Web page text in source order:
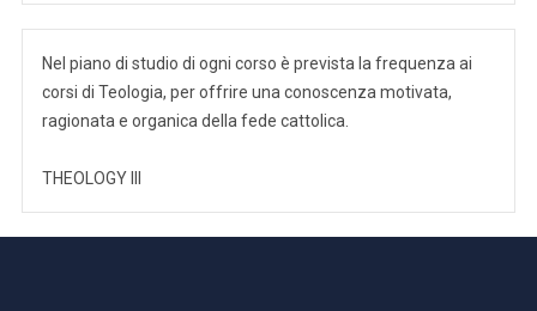
Nel piano di studio di ogni corso è prevista la frequenza ai
corsi di Teologia, per offrire una conoscenza motivata,
ragionata e organica della fede cattolica.
THEOLOGY III